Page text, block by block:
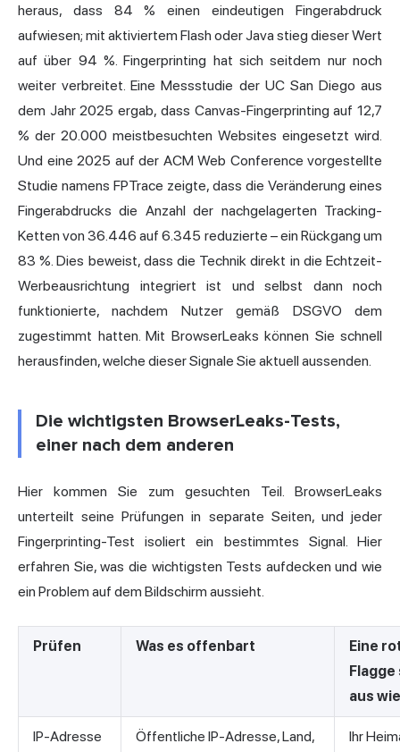
heraus, dass 84 % einen eindeutigen Fingerabdruck
aufwiesen; mit aktiviertem Flash oder Java stieg dieser Wert
auf über 94 %. Fingerprinting hat sich seitdem nur noch
weiter verbreitet. EineMessstudie der UC San Diego aus
dem Jahr 2025 ergab, dass Canvas-Fingerprinting auf 12,7
% der 20.000 meistbesuchten Websites eingesetzt wird.
Und eine 2025 auf der ACM Web Conference vorgestellte
Studie namens FPTrace zeigte, dass die Veränderung eines
Fingerabdrucks die Anzahl der nachgelagerten Tracking-
Ketten von 36.446 auf 6.345 reduzierte – ein Rückgang um
83 %. Dies beweist, dass die Technik direkt in die Echtzeit-
Werbeausrichtung integriert ist und selbst dann noch
funktionierte, nachdem Nutzer gemäß DSGVO dem
zugestimmt hatten. Mit BrowserLeaks können Sie schnell
herausfinden, welche dieser Signale Sie aktuell aussenden.
Die wichtigsten BrowserLeaks-Tests,
einer nach dem anderen
Hier kommen Sie zum gesuchten Teil. BrowserLeaks
unterteilt seine Prüfungen in separate Seiten, und jeder
Fingerprinting-Test isoliert ein bestimmtes Signal. Hier
erfahren Sie, was die wichtigsten Tests aufdecken und wie
ein Problem auf dem Bildschirm aussieht.
Prüfen Was es offenbart
Eine
aus wie
IP-Adresse
Öffentliche IP-Adresse, Land,
Ihr